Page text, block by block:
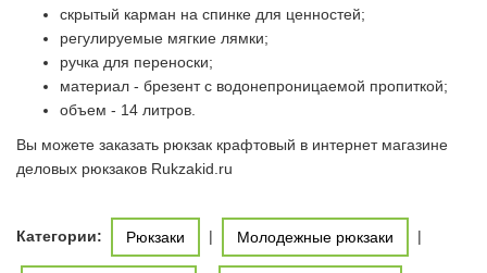
скрытый карман на спинке для ценностей;
регулируемые мягкие лямки;
ручка для переноски;
материал - брезент с водонепроницаемой пропиткой;
объем - 14 литров.
Вы можете заказать рюкзак крафтовый в интернет магазине
деловых рюкзаков Rukzakid.ru
Категории: Рюкзаки | Молодежные рюкзаки |